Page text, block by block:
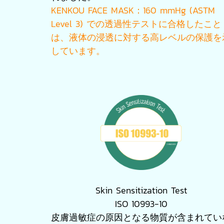
KENKOU FACE MASK：160 mmHg (ASTM
Level 3) での透過性テストに合格したこと
は、液体の浸透に対する高レベルの保護
しています。
Skin Sensitization Test
ISO 10993-10
皮膚過敏症の原因となる物質が含まれて